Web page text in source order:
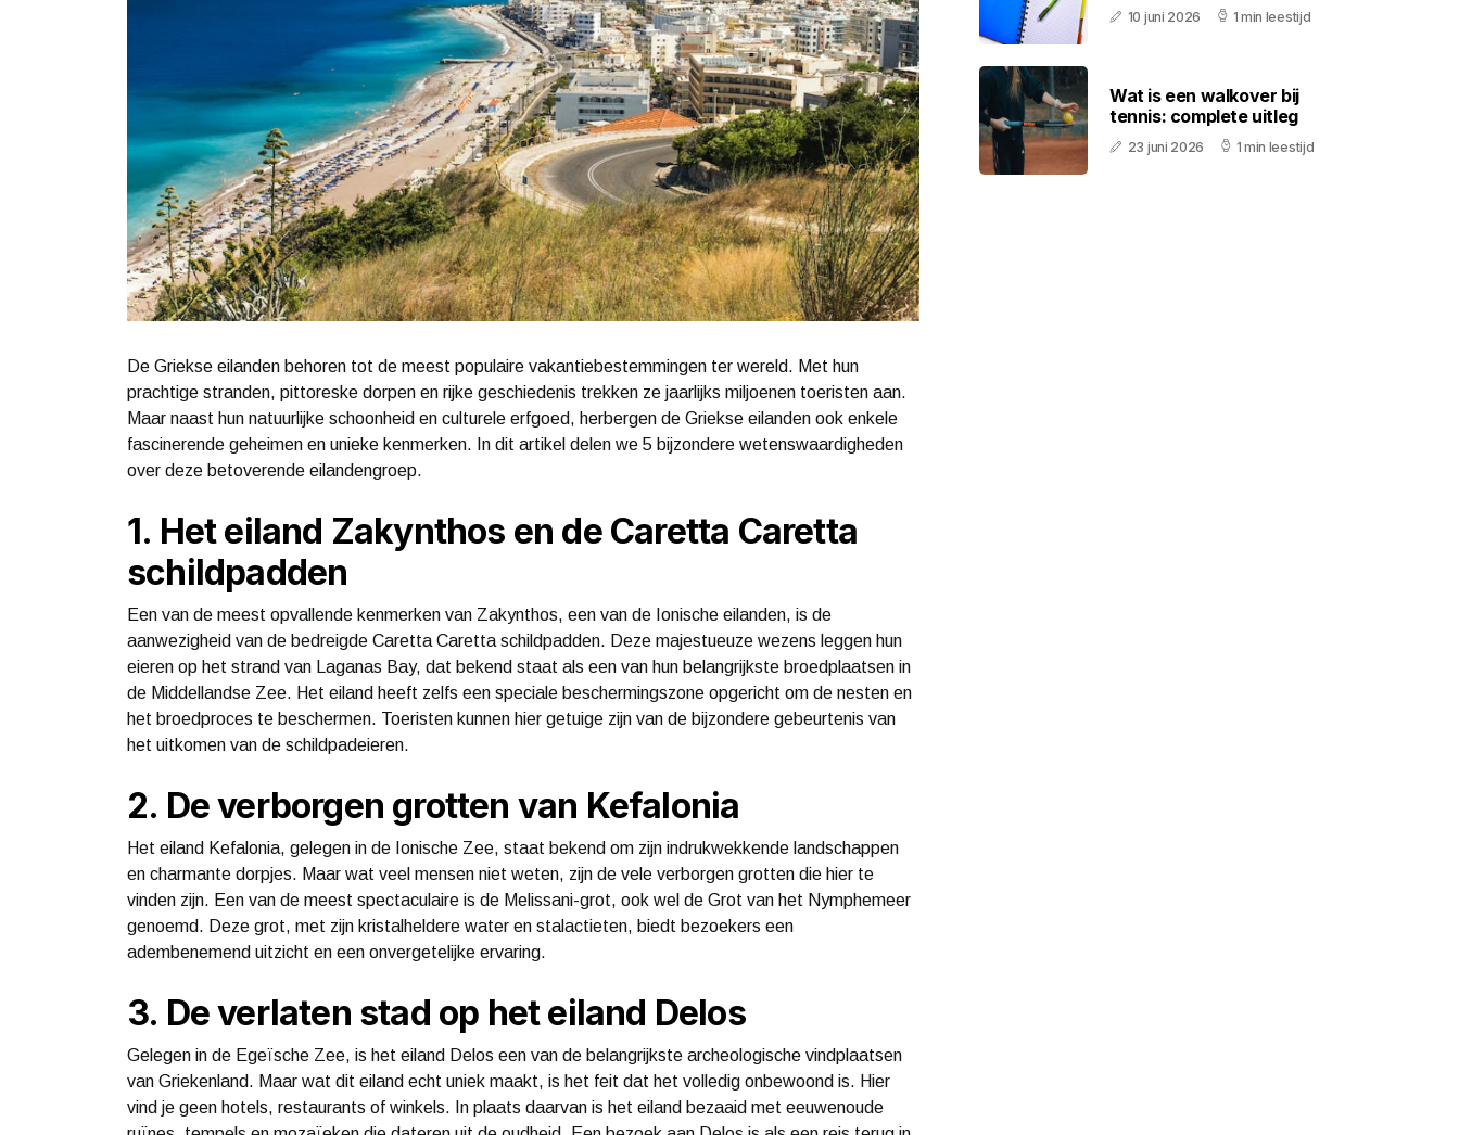
De Griekse eilanden behoren tot de meest populaire vakantiebestemmingen ter wereld. Met hun
prachtige stranden, pittoreske dorpen en rijke geschiedenis trekken ze jaarlijks miljoenen toeristen aan.
Maar naast hun natuurlijke schoonheid en culturele erfgoed, herbergen de Griekse eilanden ook enkele
fascinerende geheimen en unieke kenmerken. In dit artikel delen we 5 bijzondere wetenswaardigheden
over deze betoverende eilandengroep.
1. Het eiland Zakynthos en de Caretta Caretta
schildpadden
Een van de meest opvallende kenmerken van Zakynthos, een van de Ionische eilanden, is de
aanwezigheid van de bedreigde Caretta Caretta schildpadden. Deze majestueuze wezens leggen hun
eieren op het strand van Laganas Bay, dat bekend staat als een van hun belangrijkste broedplaatsen in
de Middellandse Zee. Het eiland heeft zelfs een speciale beschermingszone opgericht om de nesten en
het broedproces te beschermen. Toeristen kunnen hier getuige zijn van de bijzondere gebeurtenis van
het uitkomen van de schildpadeieren.
2. De verborgen grotten van Kefalonia
Het eiland Kefalonia, gelegen in de Ionische Zee, staat bekend om zijn indrukwekkende landschappen
en charmante dorpjes. Maar wat veel mensen niet weten, zijn de vele verborgen grotten die hier te
vinden zijn. Een van de meest spectaculaire is de Melissani-grot, ook wel de Grot van het Nymphemeer
genoemd. Deze grot, met zijn kristalheldere water en stalactieten, biedt bezoekers een
adembenemend uitzicht en een onvergetelijke ervaring.
3. De verlaten stad op het eiland Delos
Gelegen in de Egeïsche Zee, is het eiland Delos een van de belangrijkste archeologische vindplaatsen
van Griekenland. Maar wat dit eiland echt uniek maakt, is het feit dat het volledig onbewoond is. Hier
vind je geen hotels, restaurants of winkels. In plaats daarvan is het eiland bezaaid met eeuwenoude
10 juni 2026 1 min leestijd
Wat is een walkover bij
tennis: complete uitleg
23 juni 2026 1 min leestijd